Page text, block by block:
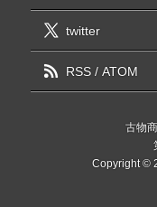
twitter
RSS/ ATOM
古物
Copyright ©